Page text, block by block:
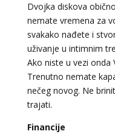
Dvojka diskova
nemate vremena za
svakako nađete i
uživanje u intimnim
Ako niste u vezi onda
Trenutno nemate
nečeg novog. Ne
trajati.
Financije